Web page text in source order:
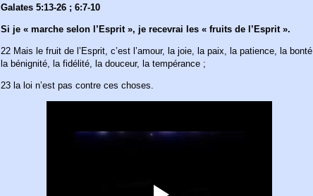
Galates 5:13-26 ; 6:7-10
Si je « marche selon l’Esprit », je recevrai les « fruits de l’Esprit ».
22 Mais le fruit de l’Esprit, c’est l’amour, la joie, la paix, la patience, la bonté,
la bénignité, la fidélité, la douceur, la tempérance ;
23 la loi n’est pas contre ces choses.